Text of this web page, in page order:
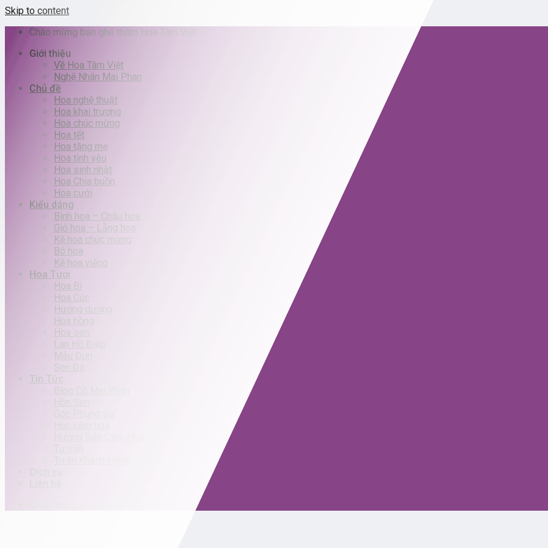
Skip to content
Chào mừng bạn ghé thăm Hoa Tâm Việt
Giới thiệu
Về Hoa Tâm Việt
Nghệ Nhân Mai Phan
Chủ đề
Hoa nghệ thuật
Hoa khai trương
Hoa chúc mừng
Hoa tết
Hoa tặng mẹ
Hoa tình yêu
Hoa sinh nhật
Hoa Chia buồn
Hoa cưới
Kiểu dáng
Bình hoa – Chậu hoa
Giỏ hoa – Lẵng hoa
Kệ hoa chúc mừng
Bó hoa
Kệ hoa viếng
Hoa Tươi
Hoa Bi
Hoa Cúc
Hướng dương
Hoa hồng
Hoa sen
Lan Hồ Điệp
Mẫu Đơn
Sen Đá
Tin Tức
Chào mừng bạn ghé thăm Hoa Tâm Việt